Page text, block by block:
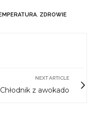
, ZDROWIE
NEXT ARTICLE
Chłodnik z awokado